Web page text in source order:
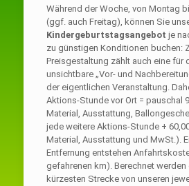
Während der Woche, von Montag
(ggf. auch Freitag), können Sie
Kindergeburtstagsangebot je
zu günstigen Konditionen buchen:
Preisgestaltung zählt auch eine für
unsichtbare „Vor- und
der eigentlichen Veranstaltung.
Aktions-Stunde vor Ort = pauschal
Material, Ausstattung,
jede weitere Aktions-Stunde +
Material, Ausstattung und MwSt.).
Entfernung entstehen
gefahrenen km). Berechnet
kürzesten Strecke von unseren